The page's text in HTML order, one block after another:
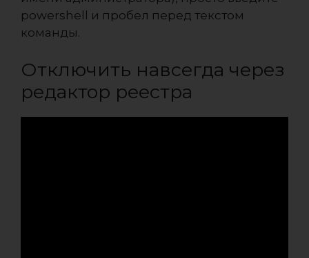
powershell и пробел перед текстом
команды.
Отключить навсегда через
редактор реестра